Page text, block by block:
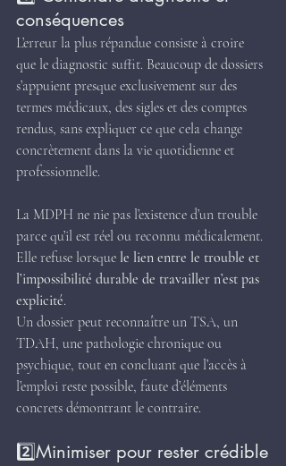
conséquences
L’erreur la plus répandue consiste à croire
que le diagnostic suffit. Beaucoup de dossiers
s’appuient presque exclusivement sur des
termes médicaux, des sigles et des comptes
rendus, sans expliquer ce que cela change
concrètement dans la vie quotidienne et
professionnelle.
La MDPH ne nie pas l’existence d’un trouble
parce qu’il est réel ou reconnu médicalement.
Elle refuse lorsque le lien entre le trouble et
l’impossibilité durable de travailler n’est pas
explicité.
Un dossier peut reconnaître un TSA, un
TDAH, une pathologie chronique ou
psychique, tout en concluant que l’accès à
l’emploi reste possible, faute d’éléments
concrets démontrant le contraire.
2️⃣Minimiser pour rester crédible